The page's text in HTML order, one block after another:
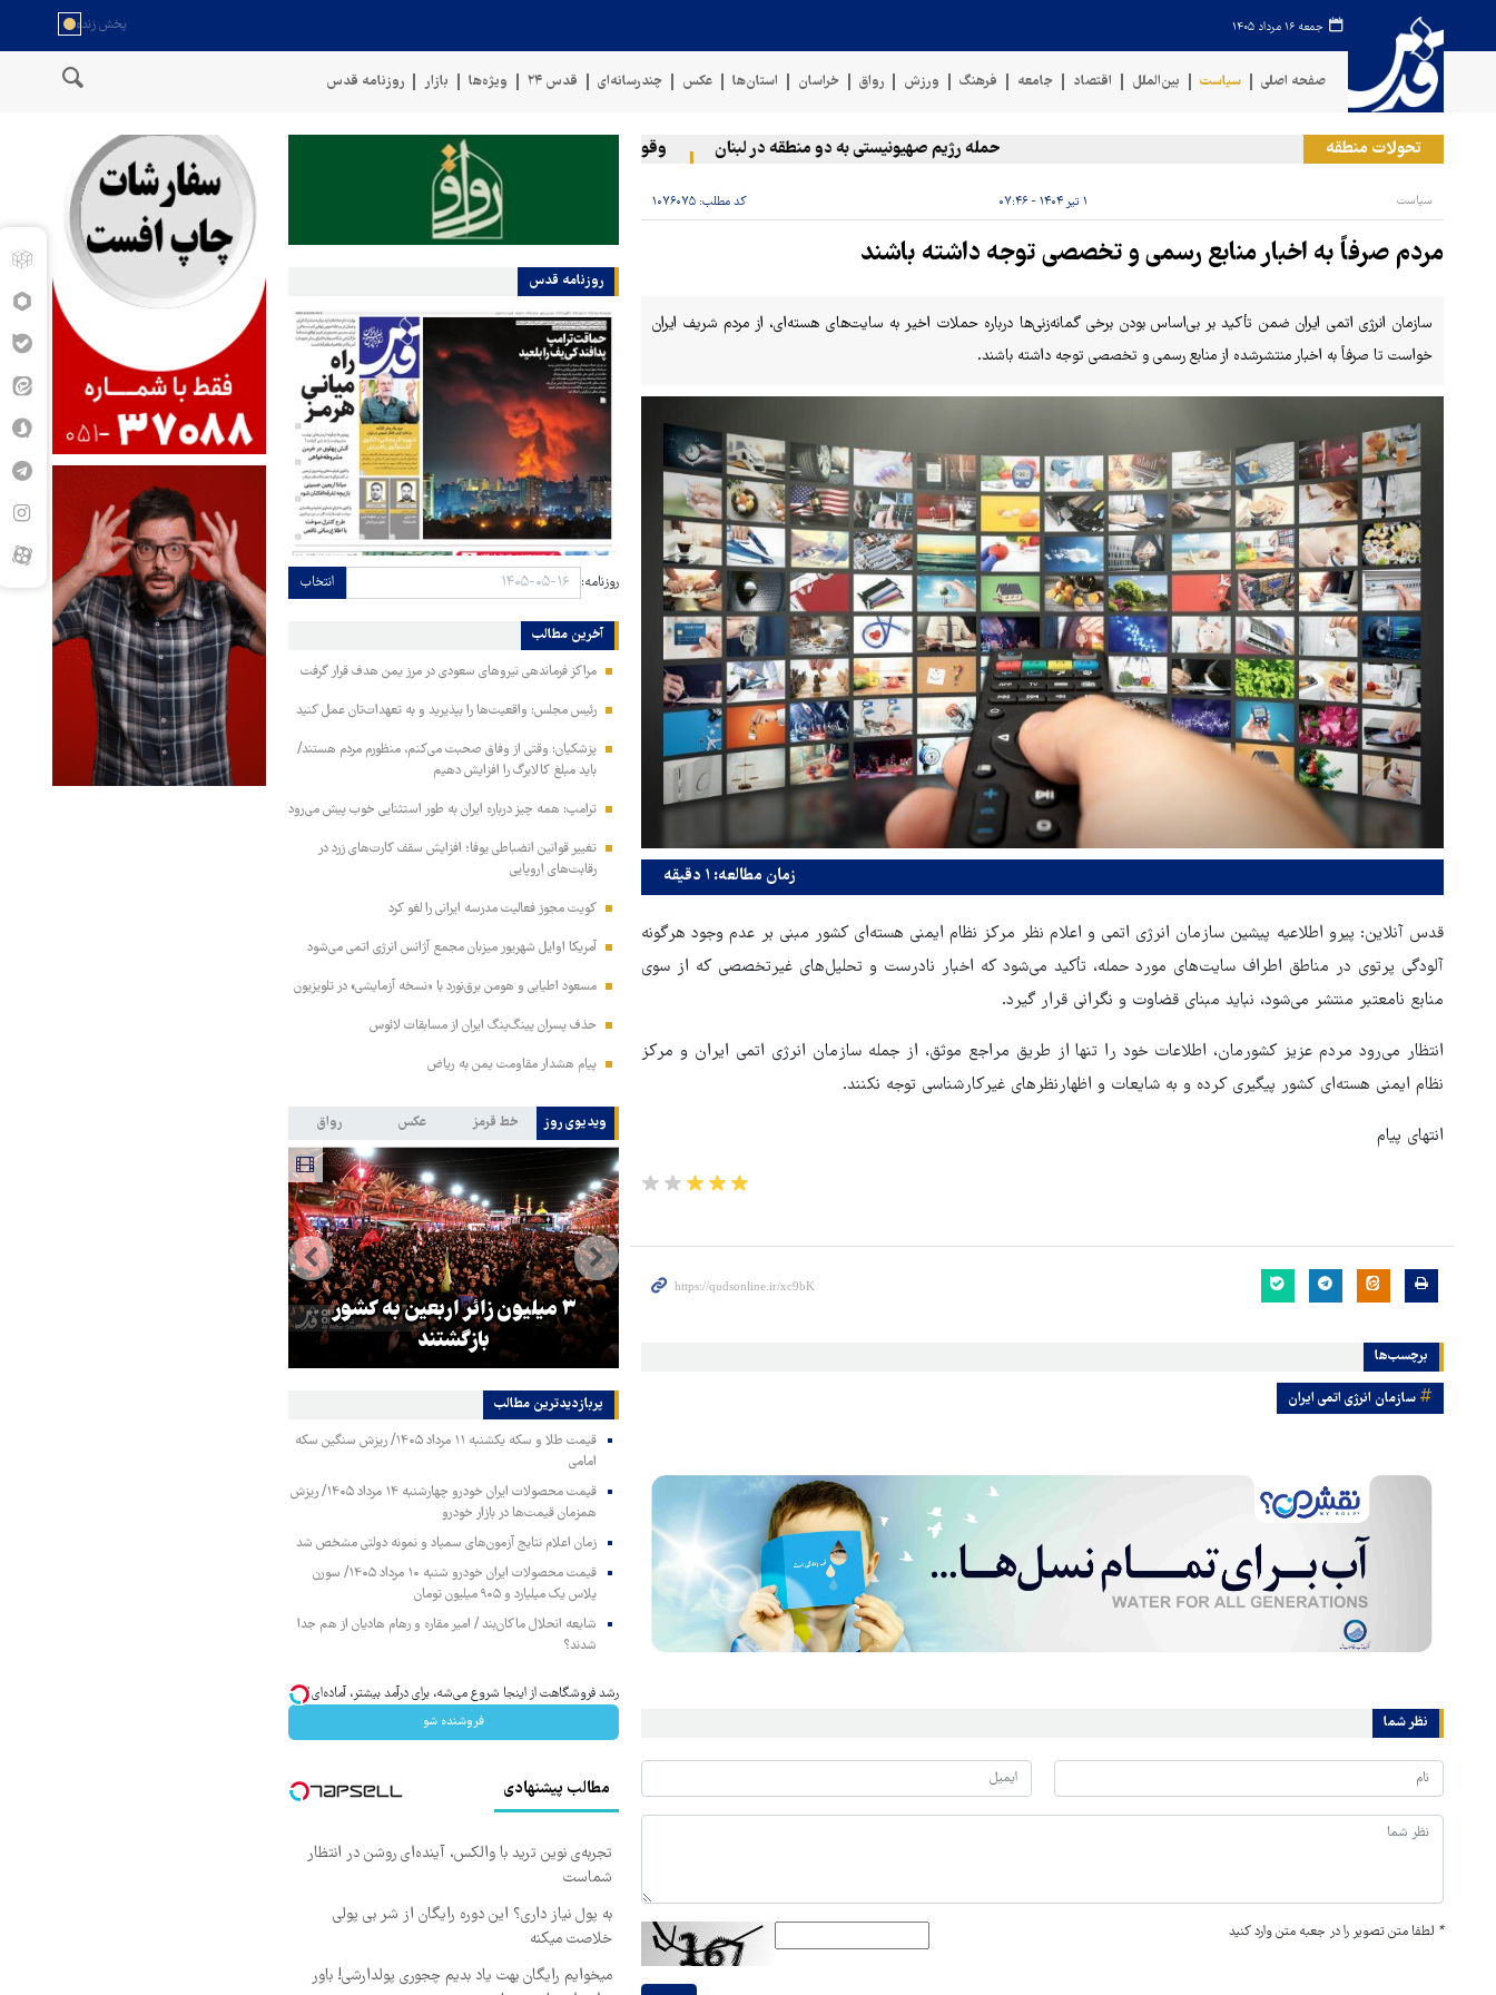
جمعه ۱۶ مرداد ۱۴۰۵
صفحه اصلی سیاست بین‌الملل اقتصاد جامعه فرهنگ ورزش رواق خراسان استان‌ها عکس چندرسانه‌ای قدس ۲۴ ویژه‌ها بازار روزنامه قدس
تحولات منطقه حمله رژیم صهیونیستی به دو منطقه در لبنان وقوع حادثه دریایی در سواحل عمان سخنگوی نیروهای مسلح یمن: کشتی نفتی عربستان را با موشک
سیاست ۱ تیر ۱۴۰۴ - ۰۷:۴۶ کد مطلب: ۱۰۷۶۰۷۵
مردم صرفاً به اخبار منابع رسمی و تخصصی توجه داشته باشند
سازمان انرژی اتمی ایران ضمن تأکید بر بی‌اساس بودن برخی گمانه‌زنی‌ها درباره حملات اخیر به سایت‌های هسته‌ای، از مردم شریف ایران
خواست تا صرفاً به اخبار منتشرشده از منابع رسمی و تخصصی توجه داشته باشند.
زمان مطالعه: ۱ دقیقه
قدس آنلاین: پیرو اطلاعیه پیشین سازمان انرژی اتمی و اعلام نظر مرکز نظام ایمنی هسته‌ای کشور مبنی بر عدم وجود هرگونه
آلودگی پرتوی در مناطق اطراف سایت‌های مورد حمله، تأکید می‌شود که اخبار نادرست و تحلیل‌های غیرتخصصی که از سوی
منابع نامعتبر منتشر می‌شود، نباید مبنای قضاوت و نگرانی قرار گیرد.
انتظار می‌رود مردم عزیز کشورمان، اطلاعات خود را تنها از طریق مراجع موثق، از جمله سازمان انرژی اتمی ایران و مرکز
نظام ایمنی هسته‌ای کشور پیگیری کرده و به شایعات و اظهارنظرهای غیرکارشناسی توجه نکنند.
انتهای پیام
برچسب‌ها
سازمان انرژی اتمی ایران
نظر شما
* لطفا متن تصویر را در جعبه متن وارد کنید
روزنامه قدس
روزنامه: انتخاب
آخرین مطالب
مراکز فرماندهی نیروهای سعودی در مرز یمن هدف قرار گرفت
رئیس مجلس: واقعیت‌ها را بپذیرید و به تعهدات‌تان عمل کنید
پزشکیان: وقتی از وفاق صحبت می‌کنم، منظورم مردم هستند/
باید مبلغ کالابرگ را افزایش دهیم
ترامپ: همه چیز درباره ایران به طور استثنایی خوب پیش می‌رود
تغییر قوانین انضباطی یوفا؛ افزایش سقف کارت‌های زرد در
رقابت‌های اروپایی
کویت مجوز فعالیت مدرسه ایرانی را لغو کرد
آمریکا اوایل شهریور میزبان مجمع آژانس انرژی اتمی می‌شود
مسعود اطیابی و هومن برق‌نورد با «نسخه آزمایشی» در تلویزیون
حذف پسران پینگ‌پنگ ایران از مسابقات لائوس
پیام هشدار مقاومت یمن به ریاض
ویدیوی روز خط قرمز عکس رواق
۳ میلیون زائر اربعین به کشور
بازگشتند
پربازدیدترین‌ مطالب
قیمت طلا و سکه یکشنبه ۱۱ مرداد ۱۴۰۵/ ریزش سنگین سکه
امامی
قیمت محصولات ایران خودرو چهارشنبه ۱۴ مرداد ۱۴۰۵/ ریزش
همزمان قیمت‌ها در بازار خودرو
زمان اعلام نتایج آزمون‌های سمپاد و نمونه دولتی مشخص شد
قیمت محصولات ایران خودرو شنبه ۱۰ مرداد ۱۴۰۵/ سورن
پلاس یک میلیارد و ۹۰۵ میلیون تومان
شایعه انحلال ماکان‌بند / امیر مقاره و رهام هادیان از هم جدا
شدند؟
رشد فروشگاهت از اینجا شروع می‌شه، برای درآمد بیشتر، آماده‌ای؟
فروشنده شو
مطالب پیشنهادی
تجربه‌ی نوین ترید با والکس، آینده‌ای روشن در انتظار
شماست
به پول نیاز داری؟ این دوره رایگان از شر بی پولی
خلاصت میکنه
میخوایم رایگان بهت یاد بدیم چجوری پولدارشی! باور